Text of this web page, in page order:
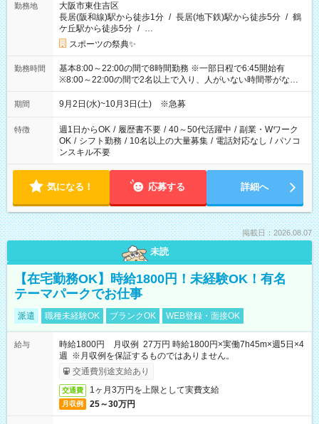
勤務地
大阪市東住吉区
長居(阪和線)駅から徒歩1分 / 長居(地下鉄)駅から徒歩5分 / 鶴
ケ丘駅から徒歩5分 / …
スポーツの祭典✨
勤務時間
基本8:00～22:00の間で8時間勤務 ※一部日程で6:45開始有
※8:00～22:00の間で2名以上で入り、人がいない時間帯がない
ように相方と時間を分け合うイメージです
期間 9月2日(水)~10月3日(土) ※急募
特徴 週1日からOK / 履歴書不要 / 40～50代活躍中 / 副業・Wワーク
OK / シフト勤務 / 10名以上の大量募集 / 電話対応なし / パソコ
ンスキル不要
気になる！ 応募する 詳細へ
掲載日：2026.08.07
未読
【在宅勤務OK】時給1800円！未経験OK！有名
テーマパークでお仕事
派遣 職種未経験OK ブランクOK WEB登録・面接OK
給与
時給1800円 月収例 27万円 時給1800円×実働7h45m×週5日×4
週 ※月収例を保証するものではありません。
交通費別途支給あり
交通費 1ヶ月3万円を上限として実費支給
月収例 25～30万円